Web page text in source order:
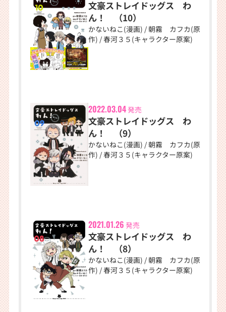
文豪ストレイドッグス わ
ん！ （10）
かないねこ(漫画) / 朝霧 カフカ(原
作) / 春河３５(キャラクター原案)
2022.03.04発売
文豪ストレイドッグス わ
ん！ （9）
かないねこ(漫画) / 朝霧 カフカ(原
作) / 春河３５(キャラクター原案)
2021.01.26 発売
文豪ストレイドッグス わ
ん！ （8）
かないねこ(漫画) / 朝霧 カフカ(原
作) / 春河３５(キャラクター原案)